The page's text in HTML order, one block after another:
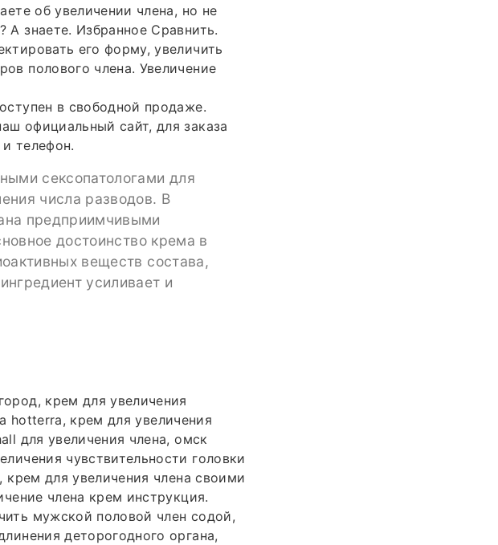
об увеличении члена, но не
А знаете. Избранное Сравнить.
его форму, увеличить
полового члена. Увеличение
в свободной продаже.
официальный сайт, для заказа
телефон.
сексопатологами для
числа разводов. В
предприимчивыми
достоинство крема в
веществ состава,
усиливает и
крем для увеличения
hotterra, крем для увеличения
для увеличения члена, омск
чувствительности головки
крем для увеличения члена своими
члена крем инструкция.
мужской половой член содой,
деторогодного органа,